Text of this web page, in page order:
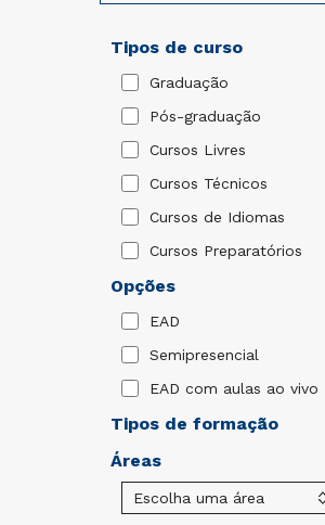
Tipos de curso
Graduação
Pós-graduação
Cursos Livres
Cursos Técnicos
Cursos de Idiomas
Cursos Preparatórios
Opções
EAD
Semipresencial
EAD com aulas ao vivo
Tipos de formação
Áreas